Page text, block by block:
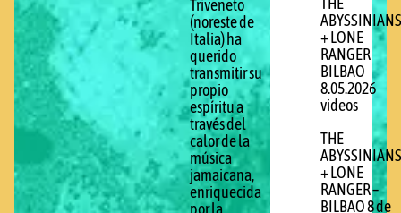
Triveneto
(noreste de
Italia) ha
querido
transmitir su
propio
espíritu a
través del
calor de la
música
jamaicana,
enriquecida
por la
THE
ABYSSINIANS
+ LONE
RANGER
BILBAO
8.05.2026
videos
THE
ABYSSINIANS
+ LONE
RANGER –
BILBAO 8 de